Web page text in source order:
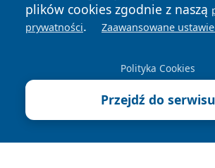
plików cookies zgodnie z naszą
prywatności. Zaawansowane
Polityka Cookies
Przejdź do serwisu
News Autorzy
Polityka
Prywatności